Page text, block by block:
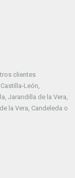
clientes
León,
Jarandilla de la Vera,
la Vera, Candeleda o